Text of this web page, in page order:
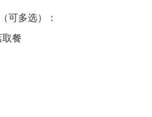
可多选）：
取餐